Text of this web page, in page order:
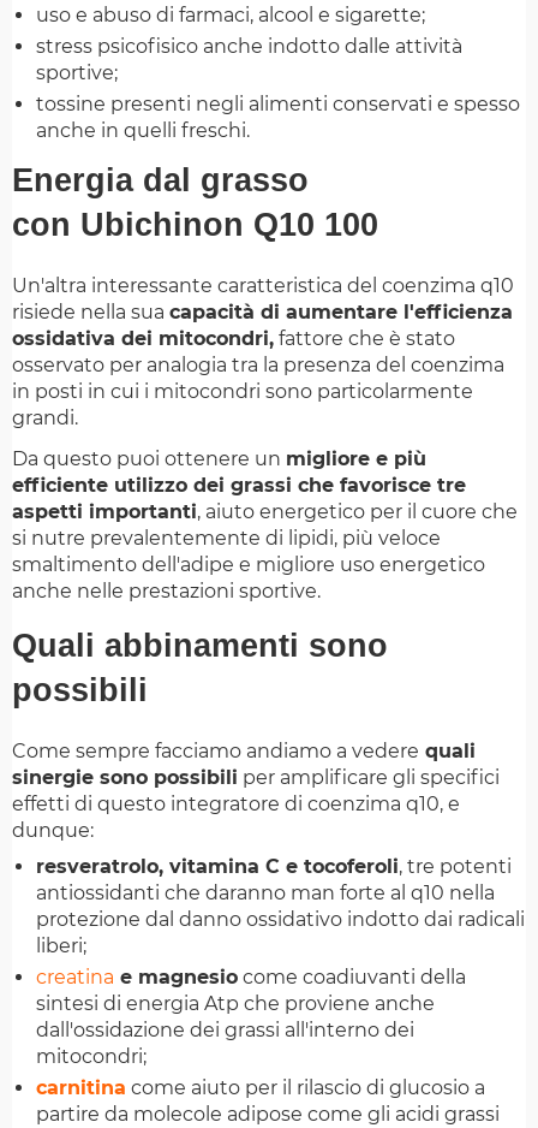
uso e abuso di farmaci, alcool e sigarette;
stress psicofisico anche indotto dalle attività
sportive;
tossine presenti negli alimenti conservati e spesso
anche in quelli freschi.
Energia dal grasso
con Ubichinon Q10 100
Un'altra interessante caratteristica del coenzima q10
risiede nella sua capacità di aumentare l'efficienza
ossidativa dei mitocondri, fattore che è stato
osservato per analogia tra la presenza del coenzima
in posti in cui i mitocondri sono particolarmente
grandi.
Da questo puoi ottenere un migliore e più
efficiente utilizzo dei grassi che favorisce tre
aspetti importanti, aiuto energetico per il cuore che
si nutre prevalentemente di lipidi, più veloce
smaltimento dell'adipe e migliore uso energetico
anche nelle prestazioni sportive.
Quali abbinamenti sono
possibili
Come sempre facciamo andiamo a vedere quali
sinergie sono possibili per amplificare gli specifici
effetti di questo integratore di coenzima q10, e
dunque:
resveratrolo, vitamina C e tocoferoli, tre potenti
antiossidanti che daranno man forte al q10 nella
protezione dal danno ossidativo indotto dai radicali
liberi;
creatina e magnesio come coadiuvanti della
sintesi di energia Atp che proviene anche
dall'ossidazione dei grassi all'interno dei
mitocondri;
carnitina come aiuto per il rilascio di glucosio a
partire da molecole adipose come gli acidi grassi